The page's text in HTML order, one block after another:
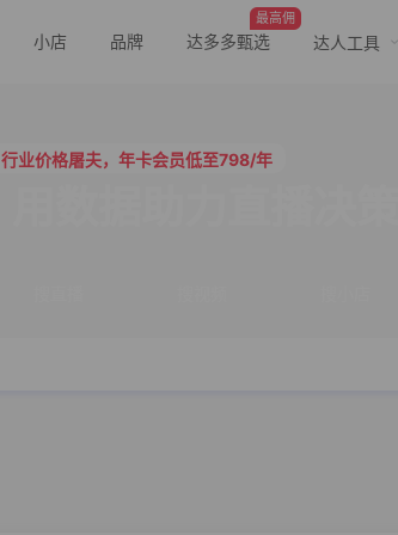
小店 品牌
最高佣
达多多甄选 达人工具
行业价格屠夫，年卡会员低至798/年